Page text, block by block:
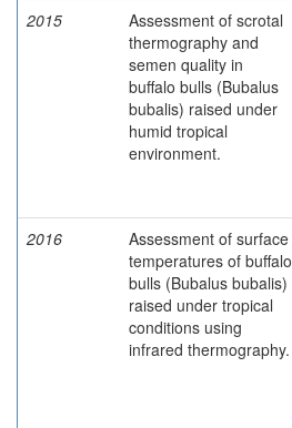
2015
Assessment of scrotal
thermography and
semen quality in
buffalo bulls (Bubalus
bubalis) raised under
humid tropical
environment.
2016
Assessment of surface
temperatures of buffalo
bulls (Bubalus bubalis)
raised under tropical
conditions using
infrared thermography.